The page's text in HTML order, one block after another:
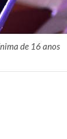
de 16 anos